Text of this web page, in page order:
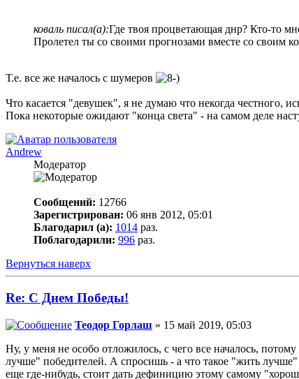
коваль писал(а):Где твоя процветающая днр? Кто-то
Пролетел ты со своими прогнозами вместе со своим
Т.е. все же началось с шумеров
Что касается "девушек", я не думаю что некогда честного,
Пока некоторые ожидают "конца света" - на самом деле
Andrew
Модератор
Сообщений: 12766
Зарегистрирован: 06 янв 2012, 05:01
Благодарил (а): 1014 раз.
Поблагодарили: 996 раз.
Вернуться наверх
Re: С Днем Победы!
Теодор Горлаш » 15 май 2019, 05:03
Ну, у меня не особо отложилось, с чего все началось,
лучше" победителей. А спросишь - а что такое "жить
еще где-нибудь, стоит дать дефиницию этому самому